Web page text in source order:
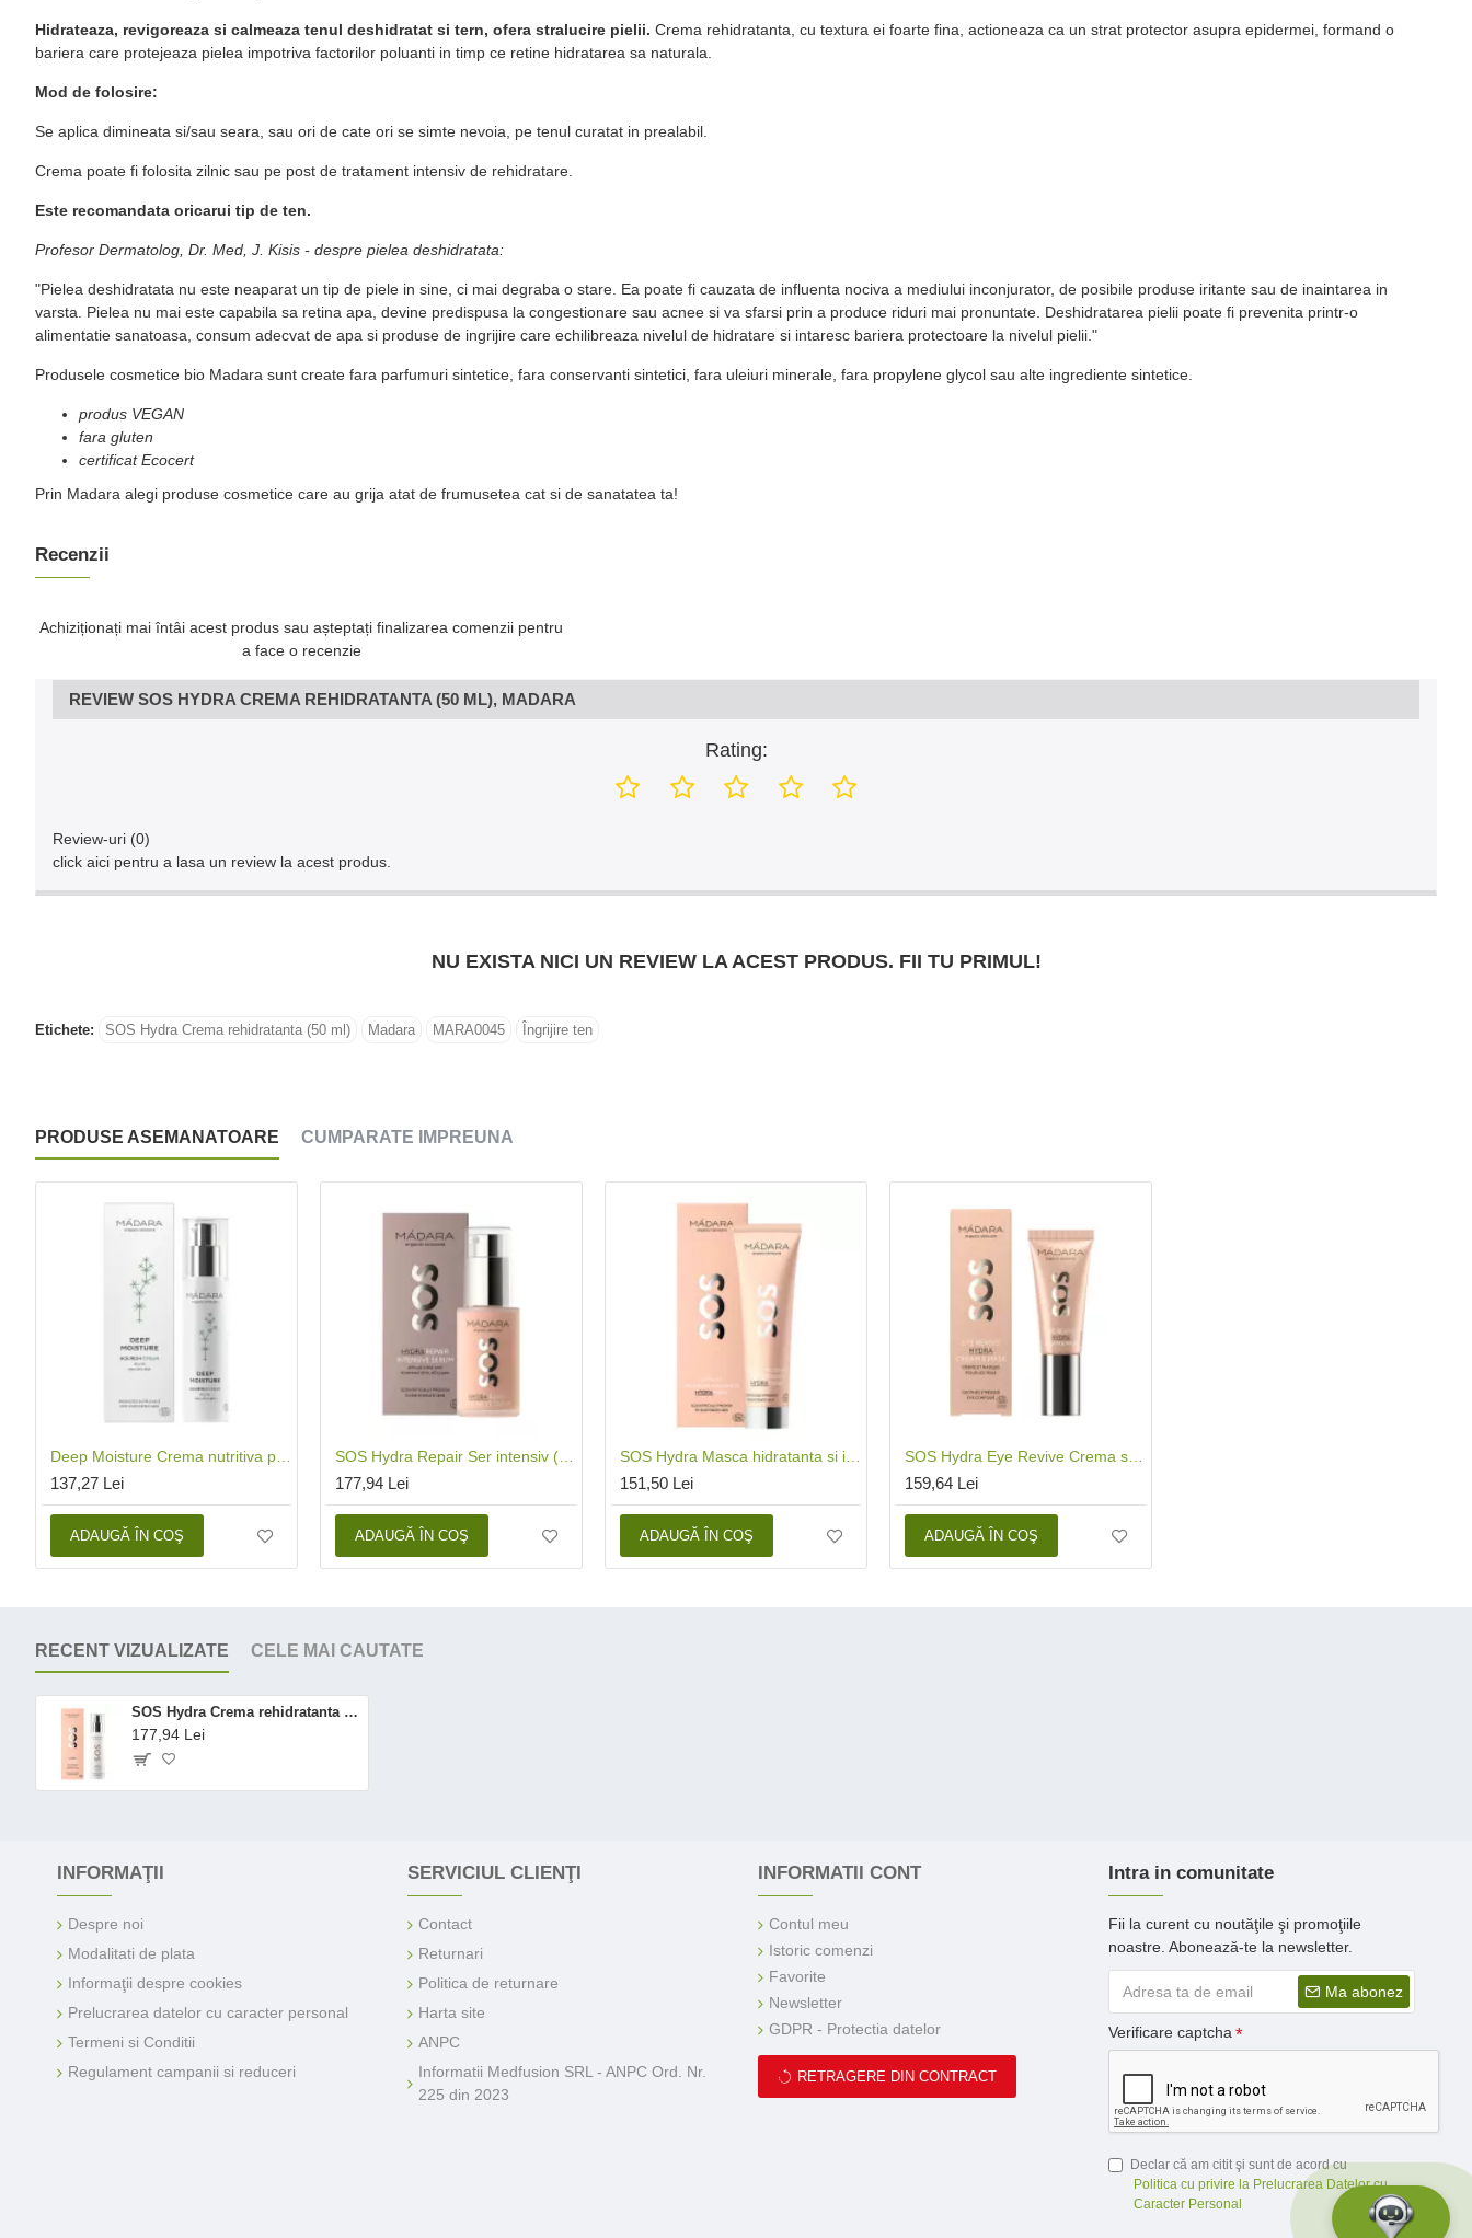
Hidrateaza, revigoreaza si calmeaza tenul deshidratat si tern, ofera stralucire pielii. Crema rehidratanta, cu textura ei foarte fina, actioneaza ca un strat protector asupra epidermei, formand o
bariera care protejeaza pielea impotriva factorilor poluanti in timp ce retine hidratarea sa naturala.
Mod de folosire:
Se aplica dimineata si/sau seara, sau ori de cate ori se simte nevoia, pe tenul curatat in prealabil.
Crema poate fi folosita zilnic sau pe post de tratament intensiv de rehidratare.
Este recomandata oricarui tip de ten.
Profesor Dermatolog, Dr. Med, J. Kisis - despre pielea deshidratata:
"Pielea deshidratata nu este neaparat un tip de piele in sine, ci mai degraba o stare. Ea poate fi cauzata de influenta nociva a mediului inconjurator, de posibile produse iritante sau de inaintarea in
varsta. Pielea nu mai este capabila sa retina apa, devine predispusa la congestionare sau acnee si va sfarsi prin a produce riduri mai pronuntate. Deshidratarea pielii poate fi prevenita printr-o
alimentatie sanatoasa, consum adecvat de apa si produse de ingrijire care echilibreaza nivelul de hidratare si intaresc bariera protectoare la nivelul pielii."
Produsele cosmetice bio Madara sunt create fara parfumuri sintetice, fara conservanti sintetici, fara uleiuri minerale, fara propylene glycol sau alte ingrediente sintetice.
produs VEGAN
fara gluten
certificat Ecocert
Prin Madara alegi produse cosmetice care au grija atat de frumusetea cat si de sanatatea ta!
Recenzii
Achiziționați mai întâi acest produs sau așteptați finalizarea comenzii pentru
a face o recenzie
REVIEW SOS HYDRA CREMA REHIDRATANTA (50 ML), MADARA
Rating:
Review-uri (0)
click aici pentru a lasa un review la acest produs.
NU EXISTA NICI UN REVIEW LA ACEST PRODUS. FII TU PRIMUL!
Etichete: SOS Hydra Crema rehidratanta (50 ml) Madara MARA0045 Îngrijire ten
PRODUSE ASEMANATOARE CUMPARATE IMPREUNA
137,27 Lei
ADAUGĂ ÎN COŞ
177,94 Lei
ADAUGĂ ÎN COŞ
151,50 Lei
ADAUGĂ ÎN COŞ
159,64 Lei
ADAUGĂ ÎN COŞ
RECENT VIZUALIZATE CELE MAI CAUTATE
SOS Hydra Crema rehidratanta (50 ml), Madara
177,94 Lei
INFORMAŢII
Despre noi
Modalitati de plata
Informaţii despre cookies
Prelucrarea datelor cu caracter personal
Termeni si Conditii
Regulament campanii si reduceri
SERVICIUL CLIENŢI
Contact
Returnari
Politica de returnare
Harta site
ANPC
Informatii Medfusion SRL - ANPC Ord. Nr.
225 din 2023
INFORMATII CONT
Contul meu
Istoric comenzi
Favorite
Newsletter
GDPR - Protectia datelor
RETRAGERE DIN CONTRACT
Intra in comunitate
Fii la curent cu noutăţile şi promoţiile
noastre. Abonează-te la newsletter.
Ma abonez
Verificare captcha
Declar că am citit şi sunt de acord cu
Politica cu privire la Prelucrarea Datelor cu
Caracter Personal